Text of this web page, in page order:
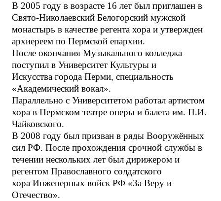
В 2005 году в возрасте 16 лет был приглашен в
Свято-Николаевский Белогорский мужской
монастырь в качестве регента хора и утвержден
архиереем по Пермской епархии.
После окончания Музыкального колледжа
поступил в Университет Культуры и
Искусства города Перми, специальность
«Академический вокал».
Параллельно с Университетом работал артистом
хора в Пермском театре оперы и балета им. П.И.
Чайковского.
В 2008 году был призван в ряды Вооружённых
сил РФ. После прохождения срочной службы в
течении нескольких лет был дирижером и
регентом Православного солдатского
хора Инженерных войск РФ «За Веру и
Отечество».